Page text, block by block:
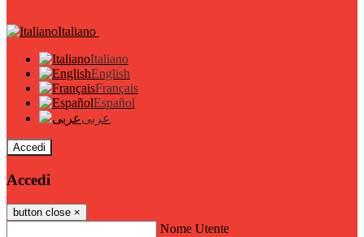
Italiano
Italiano
English
Français
Español
عربى
Accedi
Accedi
button close ×
Nome Utente